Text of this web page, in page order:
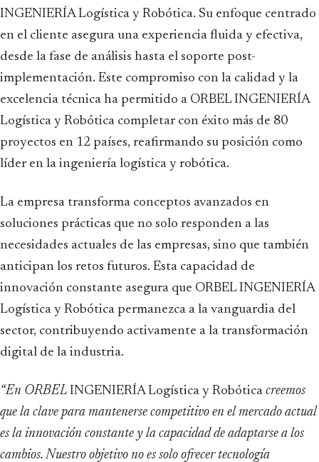
INGENIERÍA Logística y Robótica. Su enfoque centrado
en el cliente asegura una experiencia fluida y efectiva,
desde la fase de análisis hasta el soporte post-
implementación. Este compromiso con la calidad y la
excelencia técnica ha permitido a ORBEL INGENIERÍA
Logística y Robótica completar con éxito más de 80
proyectos en 12 países, reafirmando su posición como
líder en la ingeniería logística y robótica.
La empresa transforma conceptos avanzados en
soluciones prácticas que no solo responden a las
necesidades actuales de las empresas, sino que también
anticipan los retos futuros. Esta capacidad de
innovación constante asegura que ORBEL INGENIERÍA
Logística y Robótica permanezca a la vanguardia del
sector, contribuyendo activamente a la transformación
digital de la industria.
“En ORBEL INGENIERÍA Logística y Robótica creemos
que la clave para mantenerse competitivo en el mercado actual
es la innovación constante y la capacidad de adaptarse a los
cambios. Nuestro objetivo no es solo ofrecer tecnología